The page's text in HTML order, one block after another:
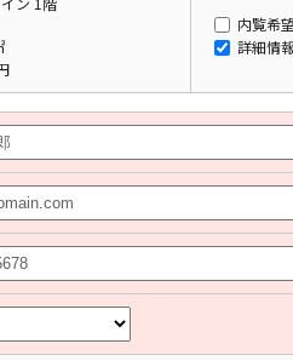
内覧希
詳細情